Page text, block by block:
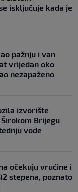
isključuje kada je
pažnju i van
vrijedan oko
nezapaženo
izvorište
Širokom Brijegu
vode
očekuju vrućine i
stepena, poznato